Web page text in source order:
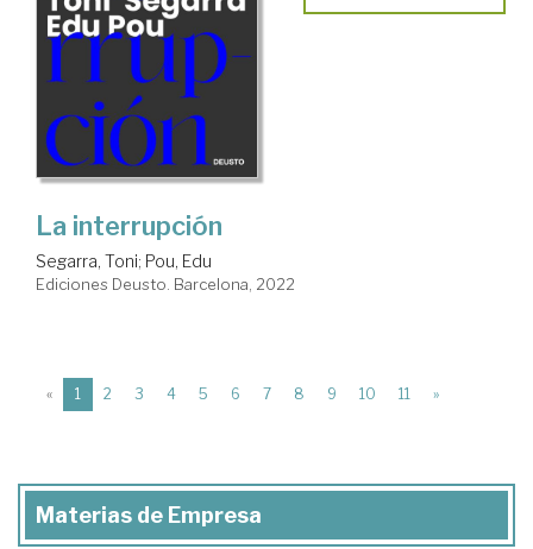
La interrupción
Segarra, Toni; Pou, Edu
Ediciones Deusto. Barcelona, 2022
« 1 (current)
2 3 4 5 6 7 8 9 10 11 »
Materias de Empresa